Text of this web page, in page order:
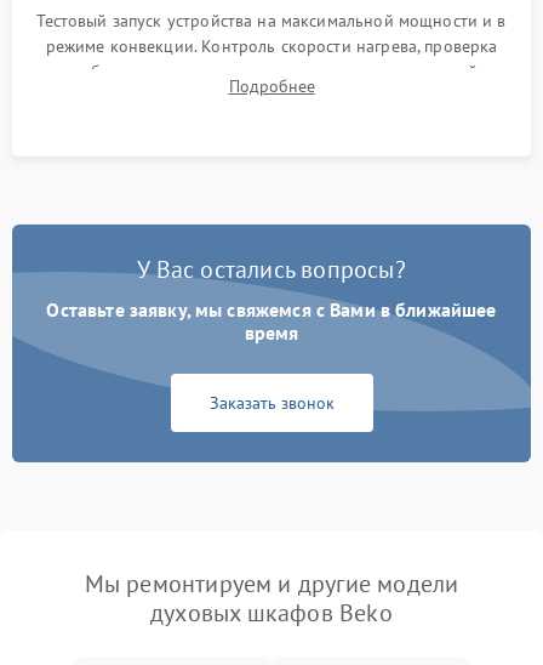
Тестовый запуск устройства на максимальной мощности и в
режиме конвекции. Контроль скорости нагрева, проверка
срабатывания термостата при достижении заданной
температуры и тест на отсутствие утечек тока.
Подробнее
У Вас остались вопросы?
Оставьте заявку, мы свяжемся с Вами в ближайшее
время
Заказать звонок
Мы ремонтируем и другие модели
духовых шкафов Beko